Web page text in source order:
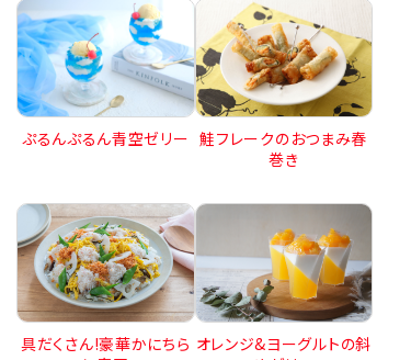
ぷるんぷるん青空ゼリー 鮭フレークのおつまみ春
巻き
具だくさん!豪華かにちら オレンジ&ヨーグルトの斜